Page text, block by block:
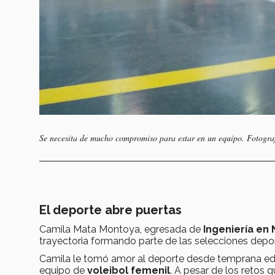
Se necesita de mucho compromiso para estar en un equipo.
El deporte abre puertas
Camila Mata Montoya, egresada de Ingeniería en
trayectoria formando parte de las selecciones
Camila le tomó amor al deporte desde temprana
equipo de voleibol femenil. A pesar de los retos